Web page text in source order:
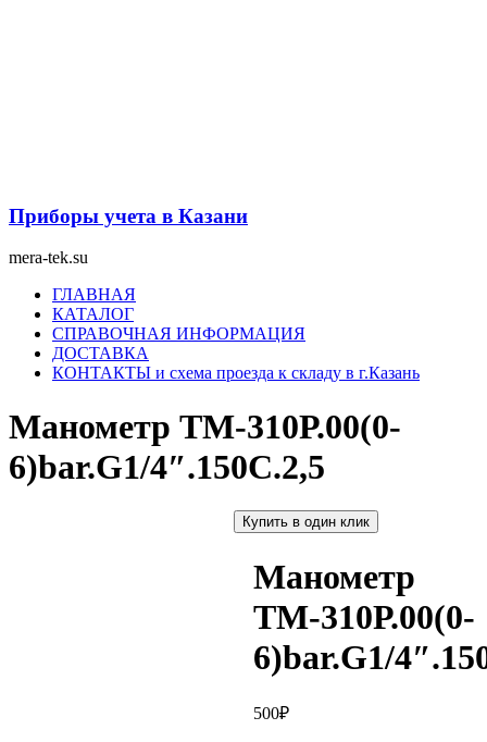
Приборы учета в Казани
mera-tek.su
МенюГЛАВНАЯ
КАТАЛОГ
СПРАВОЧНАЯ ИНФОРМАЦИЯ
ДОСТАВКА
КОНТАКТЫ и схема проезда к складу в г.Казань
Манометр ТМ-310Р.00(0-
6)bar.G1/4″.150С.2,5
Купить в один клик
Манометр
ТМ-310Р.00(0-
6)bar.G1/
500₽